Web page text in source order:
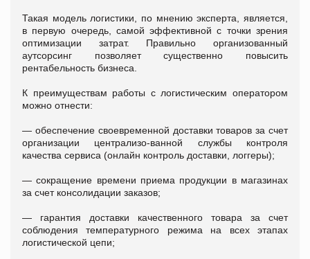
Такая модель логистики, по мнению эксперта, является,
в первую очередь, самой эффективной с точки зрения
оптимизации затрат. Правильно организованный
аутсорсинг позволяет существенно повысить
рентабельность бизнеса.
К преимуществам работы с логистическим оператором
можно отнести:
— обеспечение своевременной доставки товаров за счет
организации централизо-ванной службы контроля
качества сервиса (онлайн контроль доставки, логгеры);
—сокращение времени приема продукции в магазинах
за счет консолидации заказов;
— гарантия доставки качественного товара за счет
соблюдения температурного режима на всех этапах
логистической цепи;